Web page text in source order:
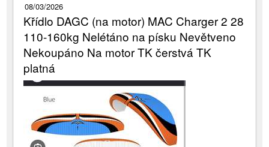
08/03/2026
Křídlo DAGC (na motor) MAC Charger 2 28
110-160kg Nelétáno na písku Nevětveno
Nekoupáno Na motor TK čerstvá TK
platná